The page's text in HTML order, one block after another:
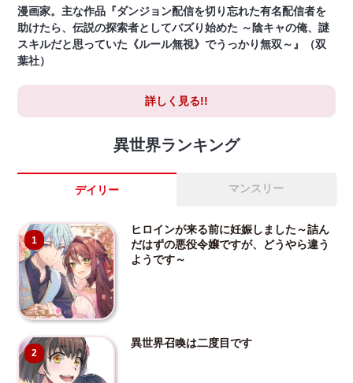
漫画家。主な作品『ダンジョン配信を切り忘れた有名配信者を
助けたら、伝説の探索者としてバズり始めた ～陰キャの俺、謎
スキルだと思っていた《ルール無視》でうっかり無双～』（双
葉社）
詳しく見る!!
異世界ランキング
デイリー マンスリー
1
ヒロインが来る前に妊娠しました～詰ん
だはずの悪役令嬢ですが、どうやら違う
ようです～
2
異世界召喚は二度目です